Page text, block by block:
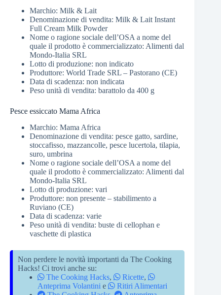
Marchio: Milk & Lait
Denominazione di vendita: Milk & Lait Instant
Full Cream Milk Powder
Nome o ragione sociale dell’OSA a nome del
quale il prodotto è commercializzato: Alimenti dal
Mondo-Italia SRL
Lotto di produzione: non indicato
Produttore: World Trade SRL – Pastorano (CE)
Data di scadenza: non indicata
Peso unità di vendita: barattolo da 400 g
Pesce essiccato Mama Africa
Marchio: Mama Africa
Denominazione di vendita: pesce gatto, sardine,
stoccafisso, mazzancolle, pesce lucertola, tilapia,
suro, umbrina
Nome o ragione sociale dell’OSA a nome del
quale il prodotto è commercializzato: Alimenti dal
Mondo-Italia SRL
Lotto di produzione: vari
Produttore: non presente – stabilimento a
Ruviano (CE)
Data di scadenza: varie
Peso unità di vendita: buste di cellophan e
vaschette di plastica
Non perdere le novità importanti da The Cooking
Hacks! Ci trovi anche su:
The Cooking Hacks, Ricette,
Anteprima Volantini e
Ritiri Alimentari